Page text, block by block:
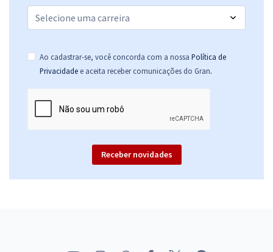
Ao cadastrar-se, você concorda com a nossa Política de
Privacidade e aceita receber comunicações do Gran.
Receber novidades